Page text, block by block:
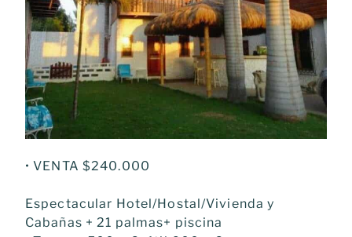
• VENTA $240.000
Espectacular Hotel/Hostal/Vivienda y
Cabañas + 21 palmas+ piscina